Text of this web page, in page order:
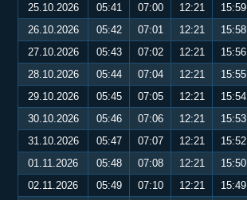
25.10.2026
05:41 07:00 12:21 15:59
26.10.2026
05:42 07:01 12:21 15:58
27.10.2026
05:43 07:02 12:21 15:56
28.10.2026
05:44 07:04 12:21 15:55
29.10.2026
05:45 07:05 12:21 15:54
30.10.2026
05:46 07:06 12:21 15:53
31.10.2026
05:47 07:07 12:21 15:52
01.11.2026
05:48 07:08 12:21 15:50
02.11.2026
05:49 07:10 12:21 15:49